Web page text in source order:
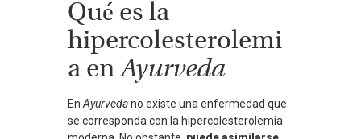
Qué es la
hipercolesterolemi
a enAyurveda
En Ayurvedano existe una enfermedad que
se corresponda con la hipercolesterolemia